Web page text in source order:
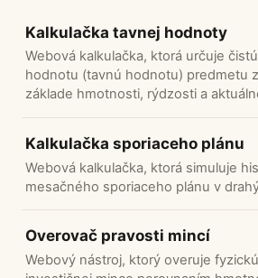
Kalkulačka tavnej hodnoty
Webová kalkulačka, ktorá určuje
hodnotu (tavnú hodnotu) predmetu
základe hmotnosti, rýdzosti a
Kalkulačka sporiaceho plánu
Webová kalkulačka, ktorá simuluje
mesačného sporiaceho plánu v
Overovač pravosti mincí
Webový nástroj, ktorý overuje